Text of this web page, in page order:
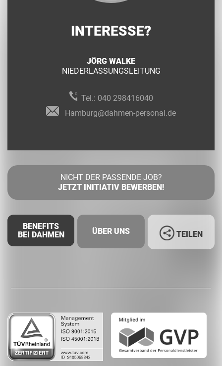
INTERESSE?
JÖRG WALKE
NIEDERLASSUNGSLEITUNG
Tel.: 040 298416040
Hamburg@dahmen-personal.de
NICHT DER PASSENDE JOB?
JETZT INITIATIV BEWERBEN!
BENEFITS
BEI DAHMEN
ÜBER UNS TEILEN